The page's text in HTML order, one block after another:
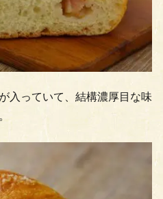
入っていて、結構濃厚目な味